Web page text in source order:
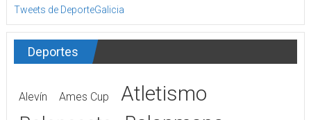
Tweets de DeporteGalicia
Deportes
Alevín Ames Cup Atletismo